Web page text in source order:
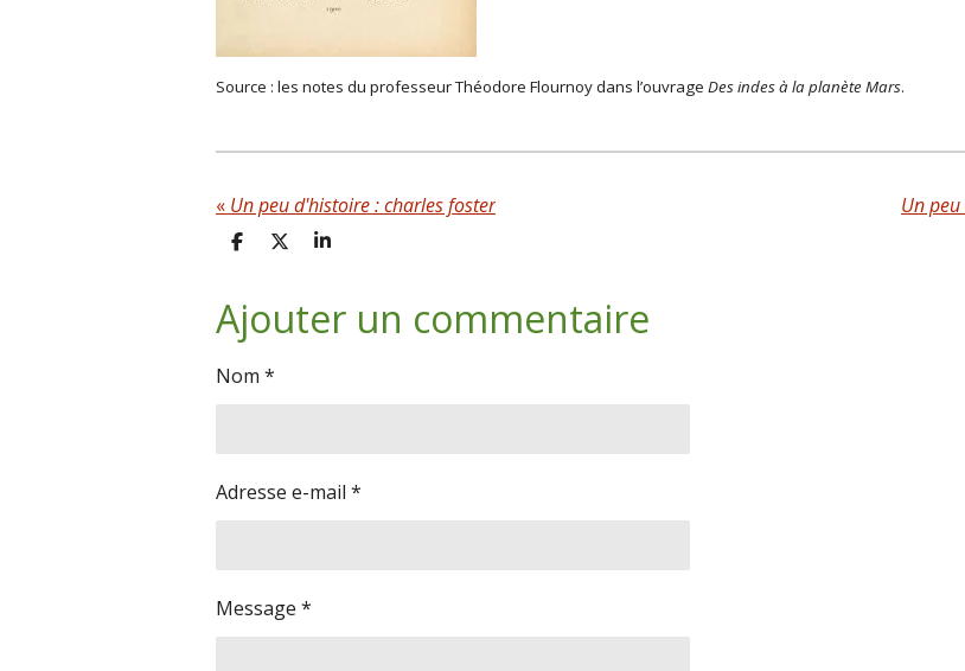
Source : les notes du professeur Théodore Flournoy dans l’ouvrage Des indes à la planète Mars.
« Un peu d'histoire : charles foster Un
P
a
g
r
P
a
P
a
Ajouter un commentaire
Nom *
Adresse e-mail *
Message *